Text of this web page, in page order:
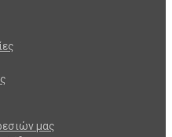
μας